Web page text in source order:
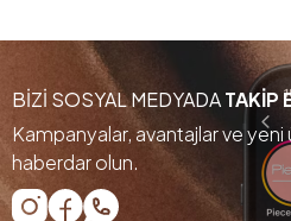
BİZİ SOSYAL MEDYADATAKİP
Kampanyalar, avantajlar ve yeni
haberdar olun.